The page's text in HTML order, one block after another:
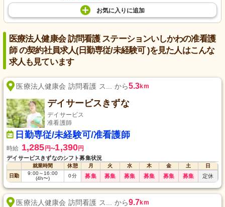
お気に入り に追加
医療法人健康会 訪問看護 ステーションいしかわの准看護
師 の契約社員求人(日勤専従/未経験可 )を見た人はこんな
求人も見ています
医療法人健康会 訪問看護 ス... から5.3km
デイサービスきずな
デイサービス
准看護師
日勤専従/未経験可/准看護師
時給 1,285 円〜1,390円
デイサービスきずなのシフト募集状況
就業時間 休憩 月 火 水 木 金 土
日
日勤
9:00～16:00
(4h〜)
0分 募集 募集 募集 募集 募集 募集 定休
医療法人健康会 訪問看護 ス... から9.7km